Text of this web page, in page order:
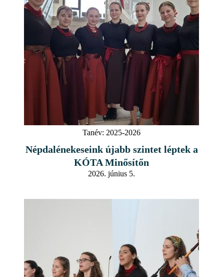
Tanév: 2025-2026
Népdalénekeseink újabb szintet léptek a
KÓTA Minősítőn
2026. június 5.